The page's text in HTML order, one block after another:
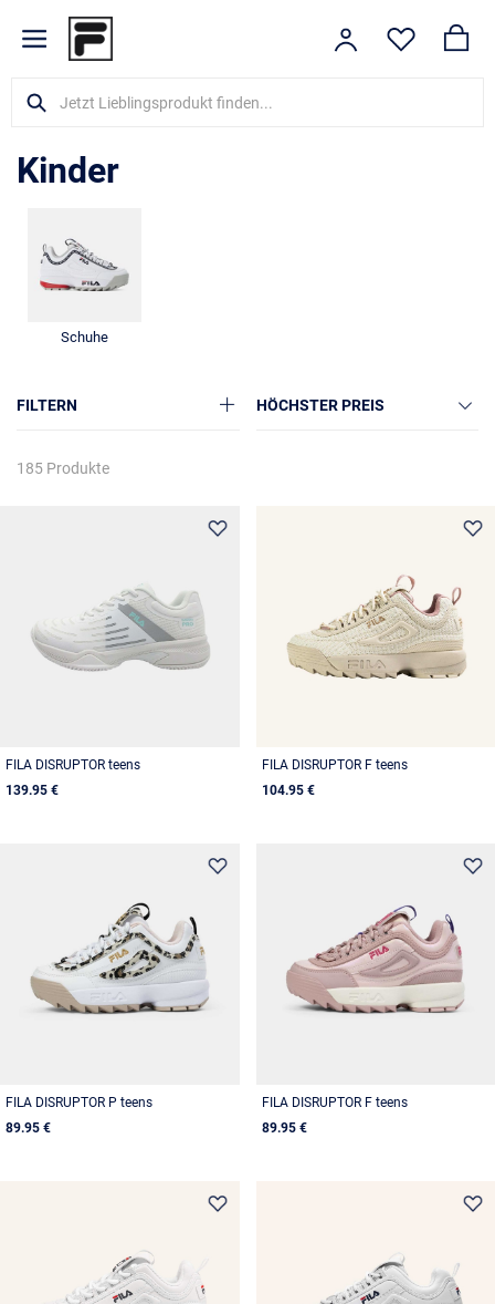
Kinder
Schuhe
FILTERN HÖCHSTER PREIS
185 Produkte
FILA DISRUPTOR teens
139.95 €
FILA DISRUPTOR F teens
104.95 €
FILA DISRUPTOR P teens
89.95 €
FILA DISRUPTOR F teens
89.95 €